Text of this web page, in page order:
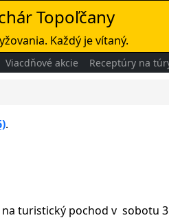
Topoľčany
Každý je vítaný.
Viacdňové akcie Receptúry na
.
na turistický pochod v sobotu